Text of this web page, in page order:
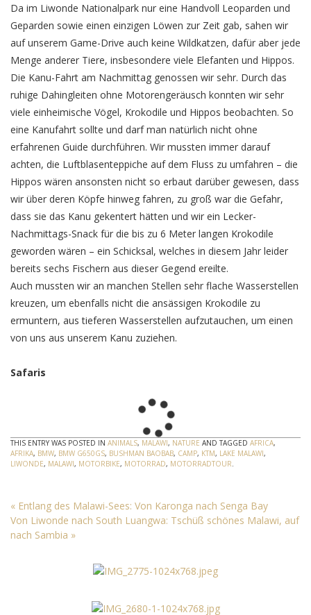
Da im Liwonde Nationalpark nur eine Handvoll Leoparden und
Geparden sowie einen einzigen Löwen zur Zeit gab, sahen wir
auf unserem Game-Drive auch keine Wildkatzen, dafür aber jede
Menge anderer Tiere, insbesondere viele Elefanten und Hippos.
Die Kanu-Fahrt am Nachmittag genossen wir sehr. Durch das
ruhige Dahingleiten ohne Motorengeräusch konnten wir sehr
viele einheimische Vögel, Krokodile und Hippos beobachten. So
eine Kanufahrt sollte und darf man natürlich nicht ohne
erfahrenen Guide durchführen. Wir mussten immer darauf
achten, die Luftblasenteppiche auf dem Fluss zu umfahren – die
Hippos wären ansonsten nicht so erbaut darüber gewesen, dass
wir über deren Köpfe hinweg fahren, zu groß war die Gefahr,
dass sie das Kanu gekentert hätten und wir ein Lecker-
Nachmittags-Snack für die bis zu 6 Meter langen Krokodile
geworden wären – ein Schicksal, welches in diesem Jahr leider
bereits sechs Fischern aus dieser Gegend ereilte.
Auch mussten wir an manchen Stellen sehr flache Wasserstellen
kreuzen, um ebenfalls nicht die ansässigen Krokodile zu
ermuntern, aus tieferen Wasserstellen aufzutauchen, um einen
von uns aus unserem Kanu zuziehen.
Safaris
THIS ENTRY WAS POSTED IN ANIMALS, MALAWI, NATURE AND TAGGED AFRICA,
AFRIKA, BMW, BMW G650GS, BUSHMAN BAOBAB, CAMP, KTM, LAKE MALAWI,
LIWONDE, MALAWI, MOTORBIKE, MOTORRAD, MOTORRADTOUR
« Entlang des Malawi-Sees: Von Karonga nach Senga Bay
Von Liwonde nach South Luangwa: Tschüß schönes Malawi, auf
nach Sambia »